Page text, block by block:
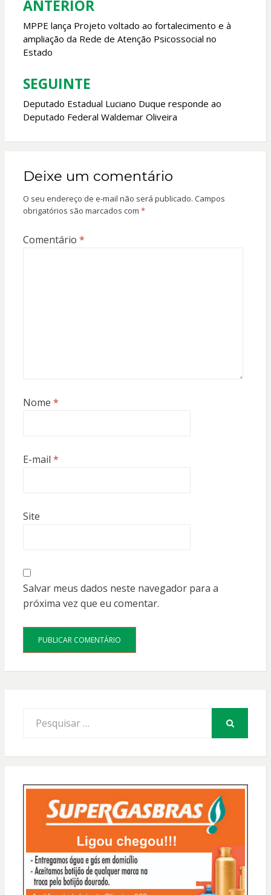
k p
Navegação
de
Post
ANTERIOR
MPPE lança Projeto voltado ao fortalecimento e à
ampliação da Rede de Atenção Psicossocial no
Estado
SEGUINTE
Deputado Estadual Luciano Duque responde ao
Deputado Federal Waldemar Oliveira
Deixe um comentário
O seu endereço de e-mail não será publicado. Campos
obrigatórios são marcados com *
Comentário *
Nome *
E-mail *
Site
Salvar meus dados neste navegador para a
próxima vez que eu comentar.
por: